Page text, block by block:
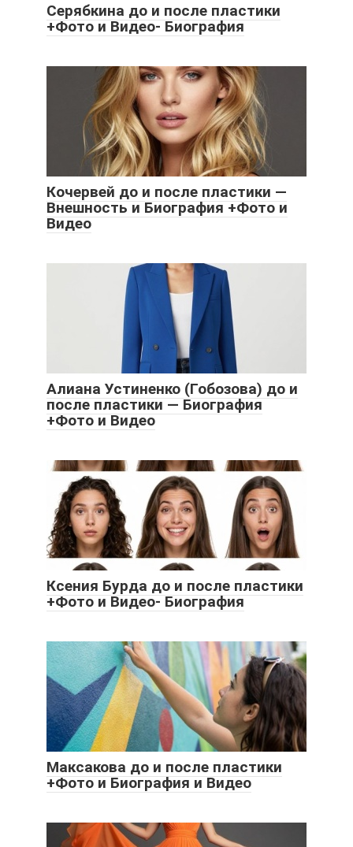
Cерябкина до и после пластики
+Фото и Видео- Биография
Кочервей до и после пластики —
Внешность и Биография +Фото и
Видео
Алиана Устиненко (Гобозова) до и
после пластики — Биография
+Фото и Видео
Ксения Бурда до и после пластики
+Фото и Видео- Биография
Максакова до и после пластики
+Фото и Биография и Видео